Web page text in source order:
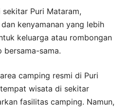
Puri Mataram,
kenyamanan yang lebih
keluarga atau rombongan
bersama-sama.
camping resmi di Puri
wisata di sekitar
fasilitas camping. Namun,